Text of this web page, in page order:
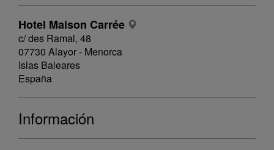
Hotel Maison Carrée
c/ des Ramal, 48
07730 Alayor - Menorca
Islas Baleares
España
Información